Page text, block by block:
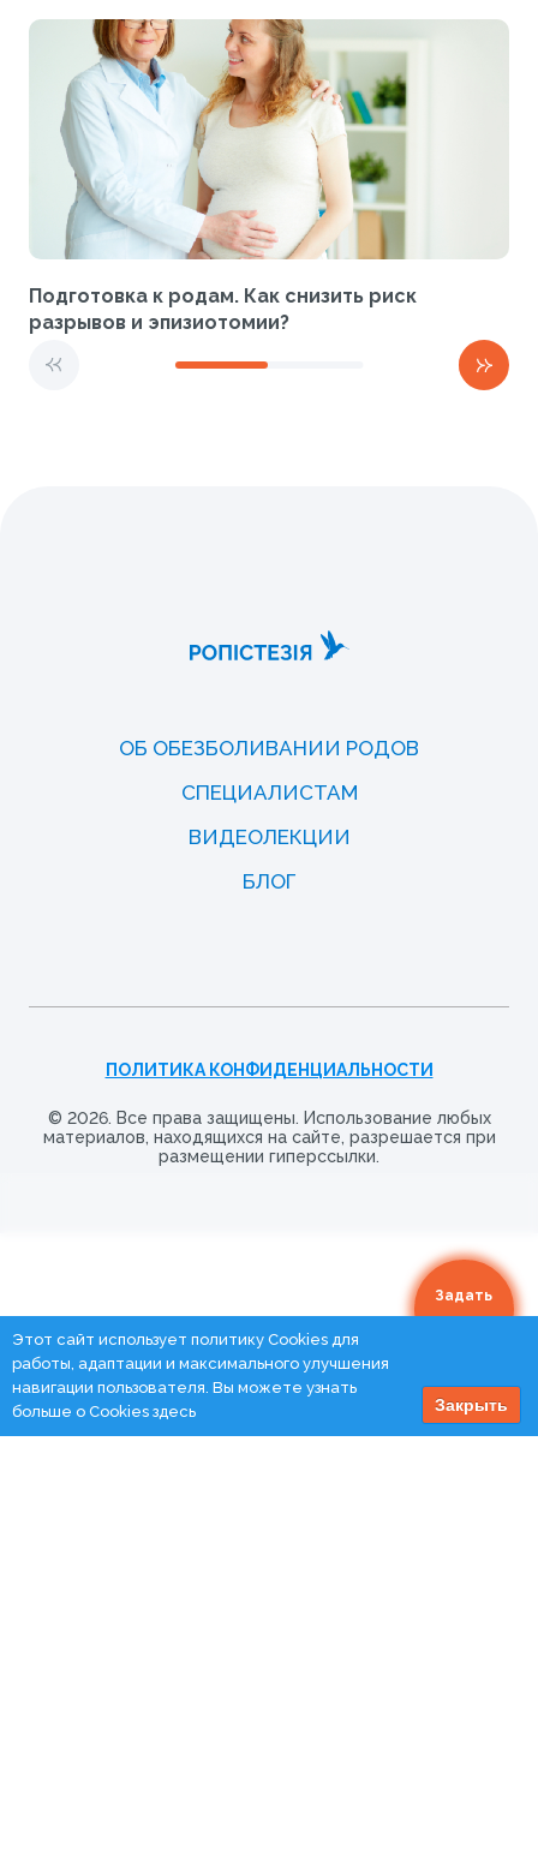
Подготовка к родам. Как снизить риск
разрывов и эпизиотомии?
Задать
ОБ ОБЕЗБОЛИВАНИИ РОДОВ
СПЕЦИАЛИСТАМ
ВИДЕОЛЕКЦИИ
БЛОГ
ПОЛИТИКА КОНФИДЕНЦИАЛЬНОСТИ
© 2026. Все права защищены. Использование любых
материалов, находящихся на сайте, разрешается при
размещении гиперссылки.
Этот сайт использует политику Cookies для
работы, адаптации и максимального улучшения
навигации пользователя. Вы можете узнать
больше о Cookies здесь Закрыть